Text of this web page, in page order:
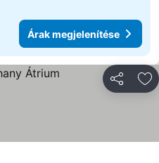
Árak megjelenítése